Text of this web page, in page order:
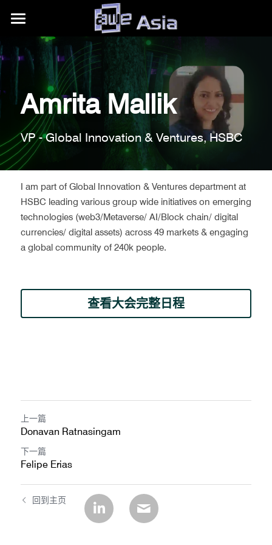
大会详情
购票权益
内容模块
合作伙伴
展区信息
展区平面图
赞助商/参展商
往期活动
AWE Asia 2026
AWE Asia 2023
AWE Asia 2022
AWE Asia 2021
关于我们
AWE全球活动
AWE USA
UnitedXR Europe
资讯站
联系我们
+86.186.1058.3540
Amrita Mallik
VP - Global Innovation & Ventures, HSBC
I am part of Global Innovation & Ventures department at
HSBC leading various group wide initiatives on emerging
technologies (web3/Metaverse/ AI/Block chain/ digital
currencies/ digital assets) across 49 markets & engaging
a global community of 240k people.
查看大会完整日程
上一篇
Donavan Ratnasingam
下一篇
Felipe Erias
回到主页